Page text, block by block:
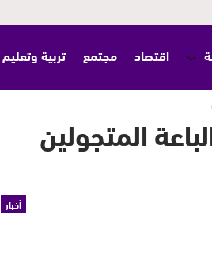
اقتصاد مجتمع تربية وتعليم
المتجولين
أخبار